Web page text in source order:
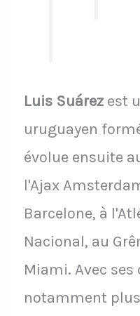
Luis Suárezest
uruguayen
évolue ensuite
l'Ajax
Barcelone, à
Nacional, au
Miami. Avec
notamment